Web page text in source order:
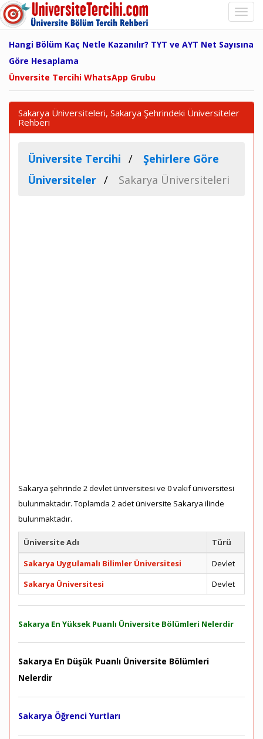
Hangi Bölüm Kaç Netle Kazanılır? TYT ve AYT Net Sayısına
Göre Hesaplama
Ünversite Tercihi WhatsApp Grubu
Sakarya Üniversiteleri, Sakarya Şehrindeki Üniversiteler
Rehberi
Üniversite Tercihi
Şehirlere Göre
Üniversiteler
Sakarya Üniversiteleri
Sakarya şehrinde 2 devlet üniversitesi ve 0 vakıf üniversitesi
bulunmaktadır. Toplamda 2 adet üniversite Sakarya ilinde
bulunmaktadır.
Üniversite Adı
Türü
Sakarya Uygulamalı Bilimler Üniversitesi
Devlet
Sakarya Üniversitesi
Devlet
Sakarya En Yüksek Puanlı Üniversite Bölümleri Nelerdir
Sakarya En Düşük Puanlı Üniversite Bölümleri
Nelerdir
Sakarya Öğrenci Yurtları